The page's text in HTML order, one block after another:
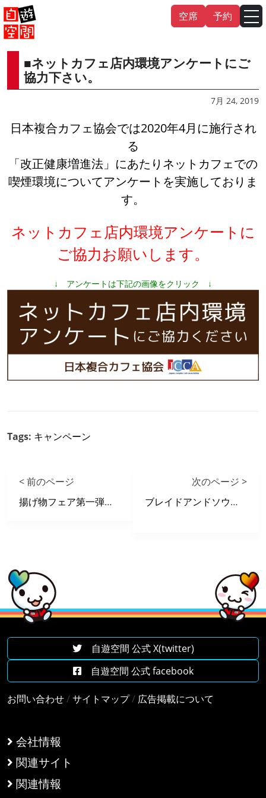
Skip
to
content
空席 予約
■ネットカフェ店内環境アンケートにご
協力下さい。
7月 24, 2019
日本複合カフェ協会では2020年4月に施行され
る
「改正健康増進法」にあたりネットカフェでの
喫煙環境についてアンケートを実施しておりま
す。
ネットカフェ店内環境アンケートに
ご協力お願いします。
↓ アンケートは下記の画像をクリック ↓
Tags: キャンペーン
< 前のページ
揚げ物フェア第一弾 ご当地コロッケ！
次のページ >
ブレイドアンドソウル アクティブポイントキャンペーン
会社情報
関連サイト
関連情報
自遊空間 公式 X(twitter)
自遊空間 公式 facebook
お問い合わせ/サイトマップ/ 広告掲載について
English 中文（繁 體） 中文（简 体）
日本語